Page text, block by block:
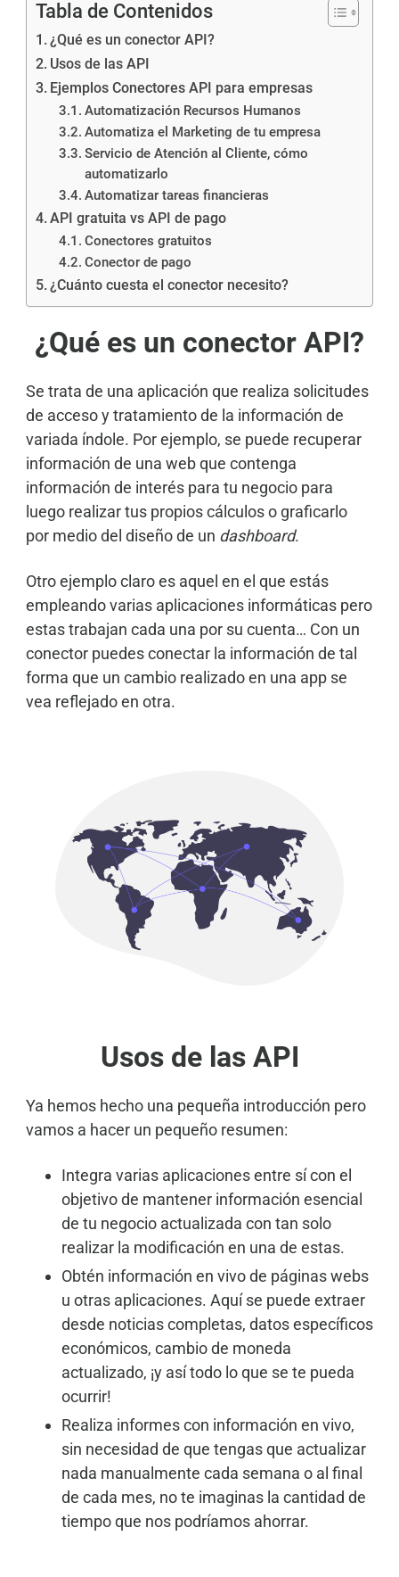
Tabla de Contenidos
¿Qué es un conector API?
Usos de las API
Ejemplos Conectores API para empresas
Automatización Recursos Humanos
Automatiza el Marketing de tu empresa
Servicio de Atención al Cliente, cómo
automatizarlo
Automatizar tareas financieras
API gratuita vs API de pago
Conectores gratuitos
Conector de pago
¿Cuánto cuesta el conector necesito?
¿Qué es un conector API?
Se trata de una aplicación que realiza solicitudes
de acceso y tratamiento de la información de
variada índole. Por ejemplo, se puede recuperar
información de una web que contenga
información de interés para tu negocio para
luego realizar tus propios cálculos o graficarlo
por medio del diseño de un dashboard.
Otro ejemplo claro es aquel en el que estás
empleando varias aplicaciones informáticas pero
estas trabajan cada una por su cuenta… Con un
conector puedes conectar la información de tal
forma que un cambio realizado en una app se
vea reflejado en otra.
Usos de las API
Ya hemos hecho una pequeña introducción pero
vamos a hacer un pequeño resumen:
Integra varias aplicaciones entre sí con el
objetivo de mantener información esencial
de tu negocio actualizada con tan solo
realizar la modificación en una de estas.
Obtén información en vivo de páginas webs
u otras aplicaciones. Aquí se puede extraer
desde noticias completas, datos específicos
económicos, cambio de moneda
actualizado, ¡y así todo lo que se te pueda
ocurrir!
Realiza informes con información en vivo,
sin necesidad de que tengas que actualizar
nada manualmente cada semana o al final
de cada mes, no te imaginas la cantidad de
tiempo que nos podríamos ahorrar.